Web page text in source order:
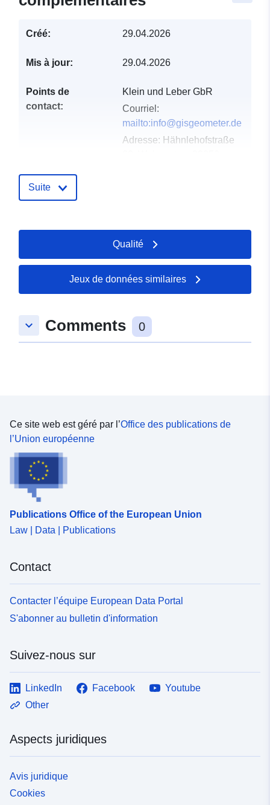
Créé: 29.04.2026
Mis à jour: 29.04.2026
Points de
contact:
Klein und Leber GbR
Courriel:
mailto:info@gisgeometer.de
Adresse: Hähnlehofstraße
Compte rendu du
Ajoutée à data.europa.eu: 16
May 2026
Mise à jour sur data.europa.eu:
03 August 2026
47.8273609 ], [ 9.6476911,
47.8273609 ], [ 9.6476911,
Correspond à:
Ressource:
uriRef:
Suite
Qualité
Jeux de données similaires
keyboard_arrow_down Comments 0
Ce site web est géré par l’Office des publications de
l’Union européenne
Publications Office of the European Union
Law | Data | Publications
Contact
Contacter l’équipe European Data Portal
S'abonner au bulletin d'information
Suivez-nous sur
LinkedIn Facebook
Youtube
Other
Aspects juridiques
Avis juridique
Cookies